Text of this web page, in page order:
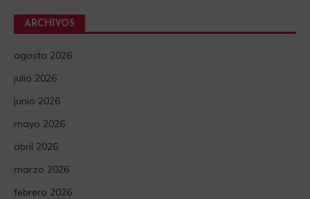
ARCHIVOS
agosto 2026
julio 2026
junio 2026
mayo 2026
abril 2026
marzo 2026
febrero 2026